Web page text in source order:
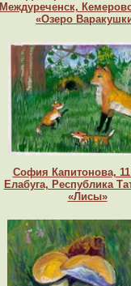
Междуреченск,
«Озеро
София Капитонова, 11
Елабуга, Республика
«Лисы»